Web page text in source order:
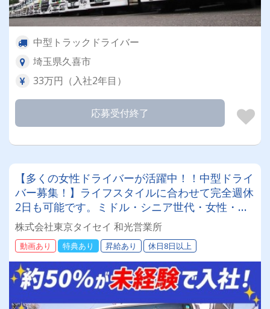
中型トラックドライバー
埼玉県久喜市
33万円（入社2年目）
応募受付終了
【多くの女性ドライバーが活躍中！！中型ドライ
バー募集！】ライフスタイルに合わせて完全週休
2日も可能です。ミドル・シニア世代・女性・主
婦（主夫）が活躍しております研修も充実してい
ますのでブランクがあっても安心社員寮を完備し
ているので遠方の方でも安心して入社いただけま
す！
株式会社東京タイセイ 和光営業所
動画あり 特典あり 昇給あり 休日8日以上